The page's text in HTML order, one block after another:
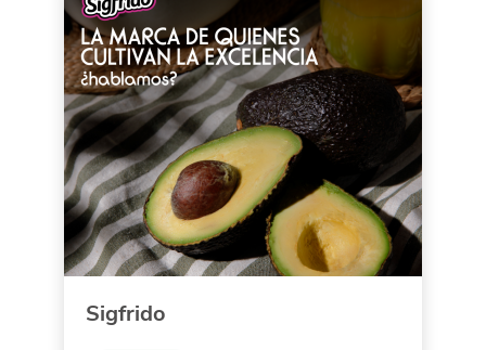
Sigfrido